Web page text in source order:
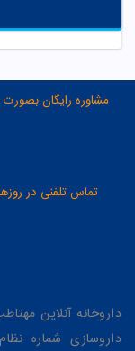
داروخانه آنلاین
داروسازی شماره نظام پزشکی: د-